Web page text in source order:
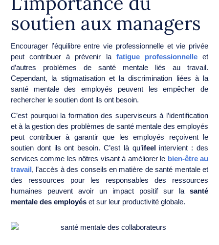
soutien aux managers
Encourager l’équilibre entre vie professionnelle et vie privée
peut contribuer à prévenir la fatigue professionnelleet
d’autres problèmes de santé mentale liés au travail.
Cependant, la stigmatisation et la discrimination liées à la
santé mentale des employés peuvent les empêcher de
rechercher le soutien dont ils ont besoin.
C’est pourquoi la formation des superviseurs à l’identification
et à la gestion des problèmes de santé mentale des employés
peut contribuer à garantir que les employés reçoivent le
soutien dont ils ont besoin. C’est là qu’ifeel intervient : des
services comme les nôtres visant à améliorer le bien-être au
travail, l’accès à des conseils en matière de santé mentale et
des ressources pour les responsables des ressources
humaines peuvent avoir un impact positif sur la santé
mentale des employés et sur leur productivité globale.